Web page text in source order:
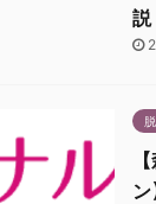
説